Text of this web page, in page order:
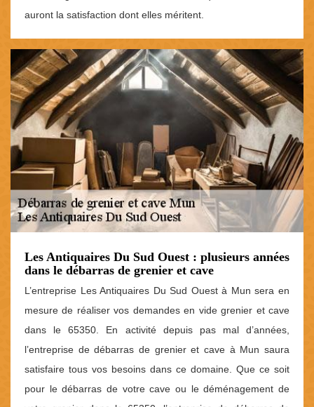
auront la satisfaction dont elles méritent.
Les Antiquaires Du Sud Ouest : plusieurs années
dans le débarras de grenier et cave
L’entreprise Les Antiquaires Du Sud Ouest à Mun sera en
mesure de réaliser vos demandes en vide grenier et cave
dans le 65350. En activité depuis pas mal d’années,
l’entreprise de débarras de grenier et cave à Mun saura
satisfaire tous vos besoins dans ce domaine. Que ce soit
pour le débarras de votre cave ou le déménagement de